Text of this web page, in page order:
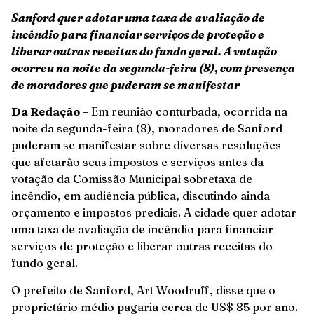
Sanford quer adotar uma taxa de avaliação de
incêndio para financiar serviços de proteção e
liberar outras receitas do fundo geral. A votação
ocorreu na noite da segunda-feira (8), com presença
de moradores que puderam se manifestar
Da Redação – Em reunião conturbada, ocorrida na
noite da segunda-feira (8), moradores de Sanford
puderam se manifestar sobre diversas resoluções
que afetarão seus impostos e serviços antes da
votação da Comissão Municipal sobretaxa de
incêndio, em audiência pública, discutindo ainda
orçamento e impostos prediais. A cidade quer adotar
uma taxa de avaliação de incêndio para financiar
serviços de proteção e liberar outras receitas do
fundo geral.
O prefeito de Sanford, Art Woodruff, disse que o
proprietário médio pagaria cerca de US$ 85 por ano.